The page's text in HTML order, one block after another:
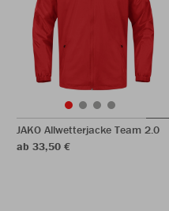
JAKO Allwetterjacke Team 2.0
ab 33,50 €